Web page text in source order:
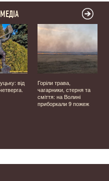
від
Горіли трава,
чагарники, стерня та
сміття: на Волині
приборкали 9 пожеж